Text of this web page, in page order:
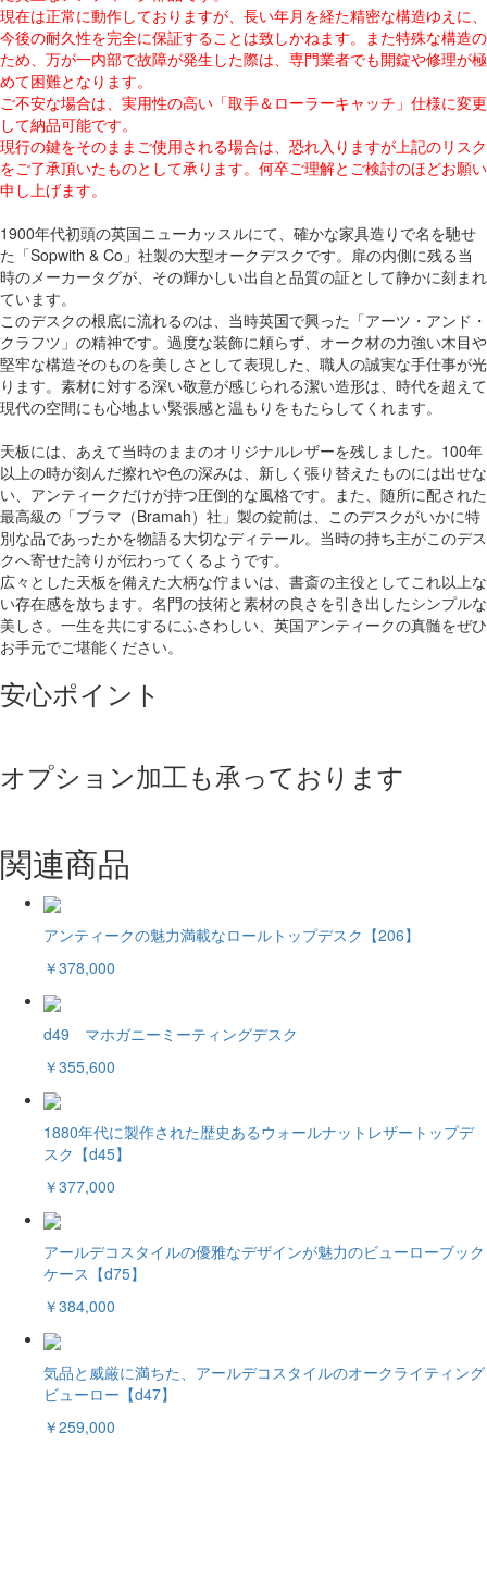
現在は正常に動作しておりますが、長い年月を経た精密な構造ゆえに、
今後の耐久性を完全に保証することは致しかねます。また特殊な構造の
ため、万が一内部で故障が発生した際は、専門業者でも開錠や修理が極
めて困難となります。
ご不安な場合は、実用性の高い「取手＆ローラーキャッチ」仕様に変更
して納品可能です。
現行の鍵をそのままご使用される場合は、恐れ入りますが上記のリスク
をご了承頂いたものとして承ります。何卒ご理解とご検討のほどお願い
申し上げます。
1900年代初頭の英国ニューカッスルにて、確かな家具造りで名を馳せ
た「Sopwith & Co」社製の大型オークデスクです。扉の内側に残る当
時のメーカータグが、その輝かしい出自と品質の証として静かに刻まれ
ています。
このデスクの根底に流れるのは、当時英国で興った「アーツ・アンド・
クラフツ」の精神です。過度な装飾に頼らず、オーク材の力強い木目や
堅牢な構造そのものを美しさとして表現した、職人の誠実な手仕事が光
ります。素材に対する深い敬意が感じられる潔い造形は、時代を超えて
現代の空間にも心地よい緊張感と温もりをもたらしてくれます。
天板には、あえて当時のままのオリジナルレザーを残しました。100年
以上の時が刻んだ擦れや色の深みは、新しく張り替えたものには出せな
い、アンティークだけが持つ圧倒的な風格です。また、随所に配された
最高級の「ブラマ（Bramah）社」製の錠前は、このデスクがいかに特
別な品であったかを物語る大切なディテール。当時の持ち主がこのデス
クへ寄せた誇りが伝わってくるようです。
広々とした天板を備えた大柄な佇まいは、書斎の主役としてこれ以上な
い存在感を放ちます。名門の技術と素材の良さを引き出したシンプルな
美しさ。一生を共にするにふさわしい、英国アンティークの真髄をぜひ
お手元でご堪能ください。
安心ポイント
オプション加工も承っております
関連商品
アンティークの魅力満載なロールトップデスク【206】
￥378,000
d49 マホガニーミーティングデスク
￥355,600
1880年代に製作された歴史あるウォールナットレザートップデ
スク【d45】
￥377,000
アールデコスタイルの優雅なデザインが魅力のビューローブック
ケース【d75】
￥384,000
気品と威厳に満ちた、アールデコスタイルのオークライティング
ビューロー【d47】
￥259,000